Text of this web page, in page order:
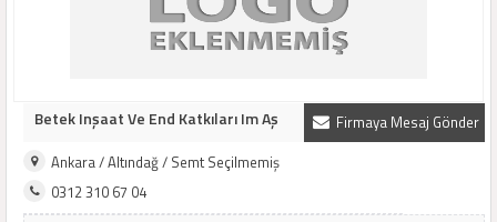
Firmaya Mesaj Gönder
Betek Inşaat Ve End Katkıları Im Aş
Ankara / Altındağ / Semt Seçilmemiş
0312 310 67 04